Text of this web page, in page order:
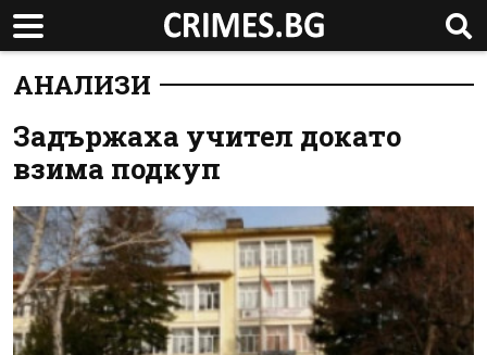
АНАЛИЗИ
Задържаха учител докато
взима подкуп